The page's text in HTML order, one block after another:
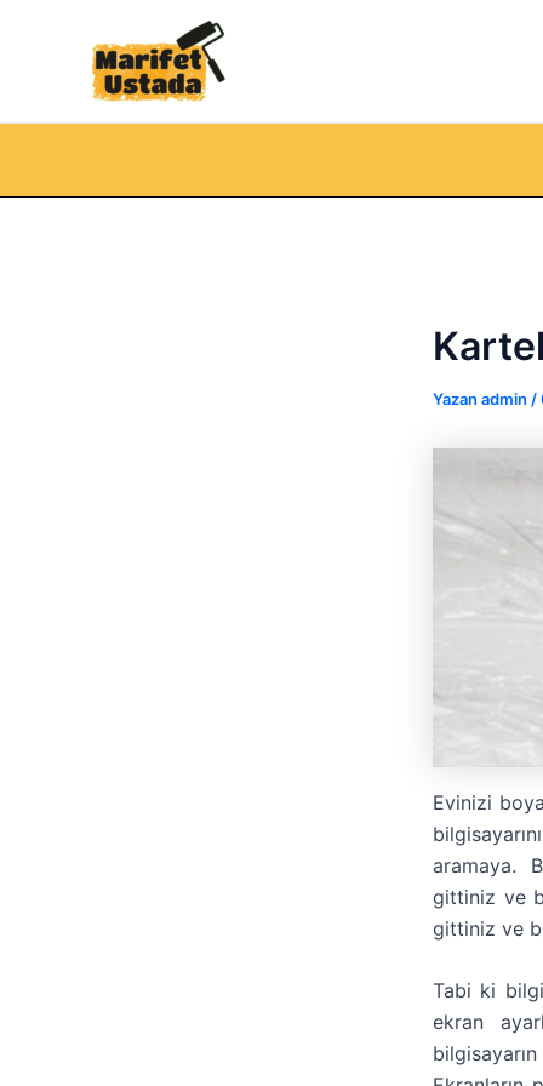
Yazan admin /
Evinizi
aramaya.
gittiniz ve
gittiniz ve
Tabi ki
ekran